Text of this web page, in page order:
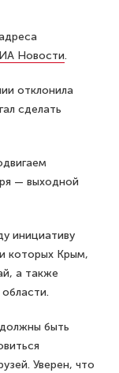
Новости.
отклонила
сделать
— выходной
инициативу
которых Крым,
а также
быть
Уверен, что